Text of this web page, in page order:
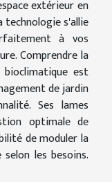
extérieur en
technologie s'allie
à vos
Comprendre la
est
de jardin
Ses lames
optimale de
de moduler la
les besoins.